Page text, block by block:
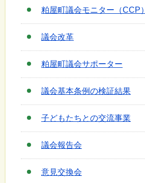
粕屋町議会モニター（CCP）
議会改革
粕屋町議会サポーター
議会基本条例の検証結果
子どもたちとの交流事業
議会報告会
意見交換会